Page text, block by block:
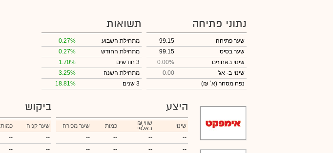
נתוני פתיחה
שער פתיחה
99.15
שער בסיס
99.15
שינוי באחוזים
0.00%
שינוי ב- אג'
0.00
נפח מסחר (א` ₪)
תשואות
מתחילת השבוע
0.27%
מתחילת החודש
0.27%
3 חודשים
1.70%
מתחילת השנה
3.25%
3 שנים
18.81%
היצע
שינוי ₪ שווי
באלפי כמות
שער מכירה
--
--
--
--
--
--
--
--
ביקוש
שער קניה כמות
--
--
--
--